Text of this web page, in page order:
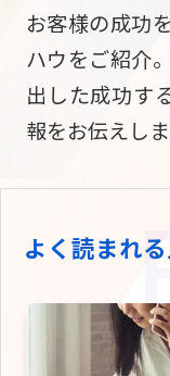
お客様の成功
ハウをご紹介
出した成功す
報をお伝えしま
よく読まれ